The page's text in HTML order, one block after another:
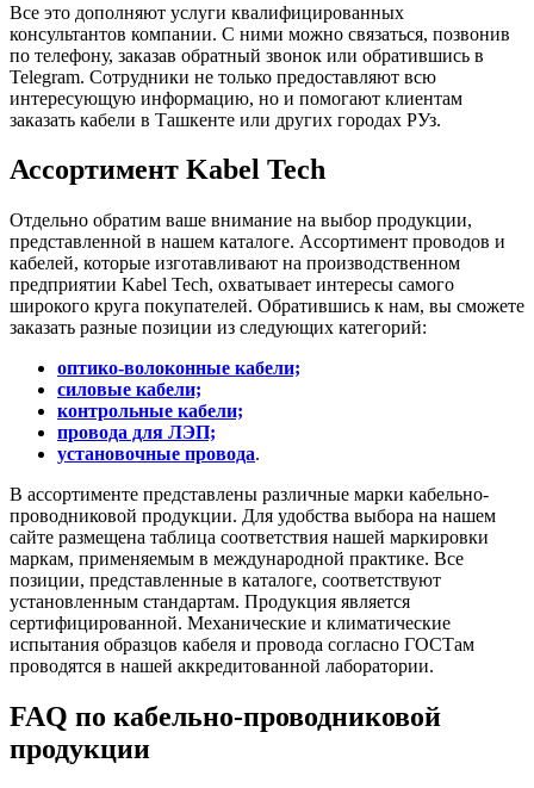
Все это дополняют услуги квалифицированных
консультантов компании. С ними можно связаться, позвонив
по телефону, заказав обратный звонок или обратившись в
Telegram. Сотрудники не только предоставляют всю
интересующую информацию, но и помогают клиентам
заказать кабели в Ташкенте или других городах РУз.
Ассортимент Kabel Tech
Отдельно обратим ваше внимание на выбор продукции,
представленной в нашем каталоге. Ассортимент проводов и
кабелей, которые изготавливают на производственном
предприятии Kabel Tech, охватывает интересы самого
широкого круга покупателей. Обратившись к нам, вы сможете
заказать разные позиции из следующих категорий:
оптико-волоконные кабели;
силовые кабели;
контрольные кабели;
провода для ЛЭП;
установочные провода.
В ассортименте представлены различные марки кабельно-
проводниковой продукции. Для удобства выбора на нашем
сайте размещена таблица соответствия нашей маркировки
маркам, применяемым в международной практике. Все
позиции, представленные в каталоге, соответствуют
установленным стандартам. Продукция является
сертифицированной. Механические и климатические
испытания образцов кабеля и провода согласно ГОСТам
проводятся в нашей аккредитованной лаборатории.
FAQ по кабельно-проводниковой
продукции